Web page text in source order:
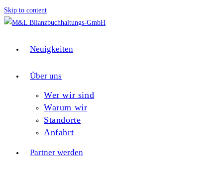
Skip to content
Neuigkeiten
Über uns
Wer wir sind
Warum wir
Standorte
Anfahrt
Partner werden